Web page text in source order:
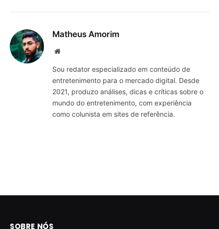
Matheus Amorim
Website
Sou redator especializado em conteúdo de
entretenimento para o mercado digital. Desde
2021, produzo análises, dicas e críticas sobre o
mundo do entretenimento, com experiência
como colunista em sites de referência.
SOBRE NÓS